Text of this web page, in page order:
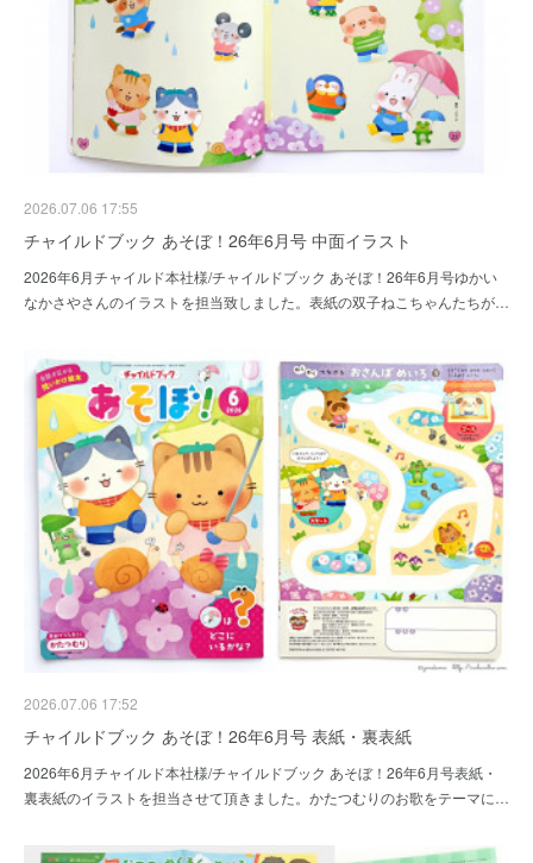
2026.07.06 17:55
チャイルドブック あそぼ！26年6月号 中面イラスト
2026年6月チャイルド本社様/チャイルドブック あそぼ！26年6月号ゆかい
なかさやさんのイラストを担当致しました。表紙の双子ねこちゃんたちが…
2026.07.06 17:52
チャイルドブック あそぼ！26年6月号 表紙・裏表紙
2026年6月チャイルド本社様/チャイルドブック あそぼ！26年6月号表紙・
裏表紙のイラストを担当させて頂きました。かたつむりのお歌をテーマに…